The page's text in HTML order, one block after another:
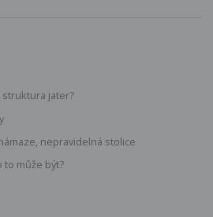
jater?
nepravidelná stolice
to může být?